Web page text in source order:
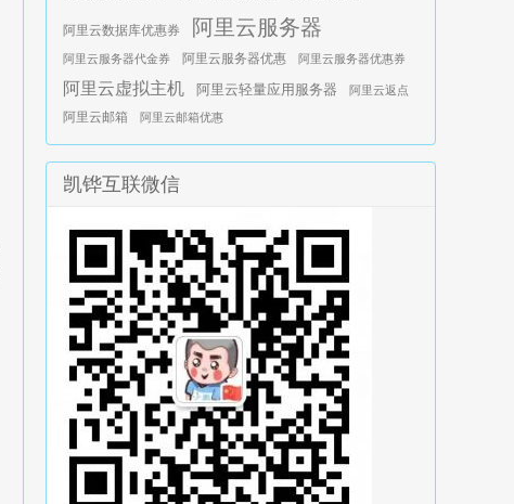
阿里云数据库优惠券 阿里云服务器
阿里云服务器代金券 阿里云服务器优惠 阿里云服务器优惠券
阿里云虚拟主机 阿里云轻量应用服务器 阿里云返点
阿里云邮箱 阿里云邮箱优惠
凯铧互联微信